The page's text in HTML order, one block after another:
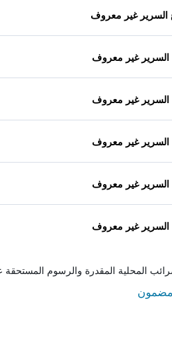
المحلية المقدرة والرسوم المستحقة
مضمون